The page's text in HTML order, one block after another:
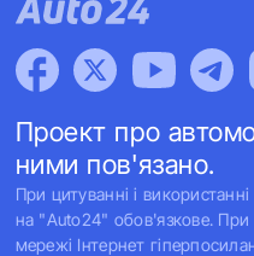
Проект про
ними пов'язано.
При цитуванні і
на "Auto24" обов'язкове. При
мережі Інтернет